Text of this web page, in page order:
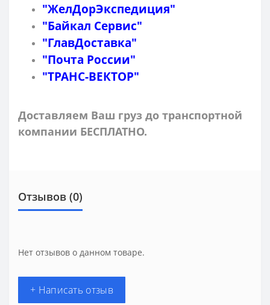
"ЖелДорЭкспедиция"
"Байкал Сервис"
"ГлавДоставка"
"Почта России"
"ТРАНС-ВЕКТОР"
Доставляем Ваш груз до транспортной
компании БЕСПЛАТНО.
Отзывов (0)
Нет отзывов о данном товаре.
+ Написать отзыв